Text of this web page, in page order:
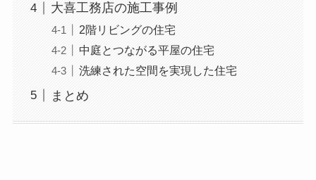
大喜工務店の施工事例
2階リビングの住宅
中庭とつながる平屋の住宅
洗練された空間を実現した住宅
まとめ